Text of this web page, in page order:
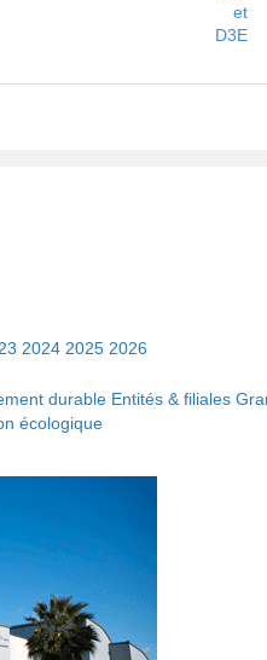
et
D3E
2024 2025 2026
durable Entités & filiales
écologique